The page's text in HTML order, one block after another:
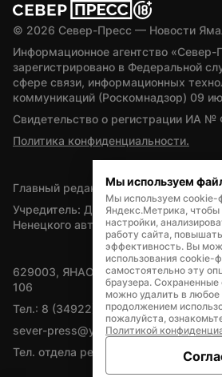
© 2026 Север-Пресс — Новости
Информационное агентство «Север-
зарегистрировано в Федеральной
сфере связи, информационных
коммуникаций (Роскомнадзор) 09
Свидетельство о регистрации ИА
Политика конфиденциальности.
Главный редактор — А.Л. Поздеев
Учредитель: Департамент
Ненецкого автономного округа
629003, ЯНАО, Салехард, мкр.
106
Тел.: 8 (34922) 71262
sever-press@yamal-media.ru
Тел. отдела рекламы: 8 (34922)
Мы используем
Мы используем cookie-
Яндекс.Метрика,
настройки,
работу сайта,
эффективность. Вы
использования cookie-
самостоятельно эту
браузера.
можно удалить в
продолжением
пожалуйста,
Политикой